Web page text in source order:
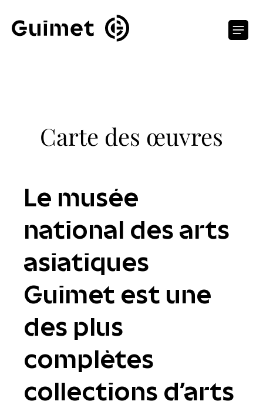
Carte des œuvres
Le musée
national des arts
asiatiques
Guimet est une
des plus
complètes
collections d'arts